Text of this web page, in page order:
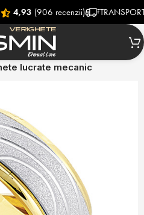
(906 recenzii) TRANSPORT
lucrate mecanic